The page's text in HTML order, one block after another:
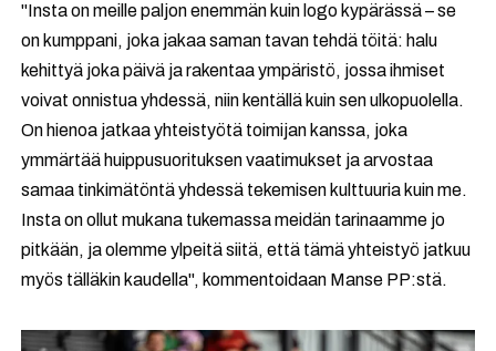
"Insta on meille paljon enemmän kuin logo kypärässä – se
on kumppani, joka jakaa saman tavan tehdä töitä: halu
kehittyä joka päivä ja rakentaa ympäristö, jossa ihmiset
voivat onnistua yhdessä, niin kentällä kuin sen ulkopuolella.
On hienoa jatkaa yhteistyötä toimijan kanssa, joka
ymmärtää huippusuorituksen vaatimukset ja arvostaa
samaa tinkimätöntä yhdessä tekemisen kulttuuria kuin me.
Insta on ollut mukana tukemassa meidän tarinaamme jo
pitkään, ja olemme ylpeitä siitä, että tämä yhteistyö jatkuu
myös tälläkin kaudella", kommentoidaan Manse PP:stä.